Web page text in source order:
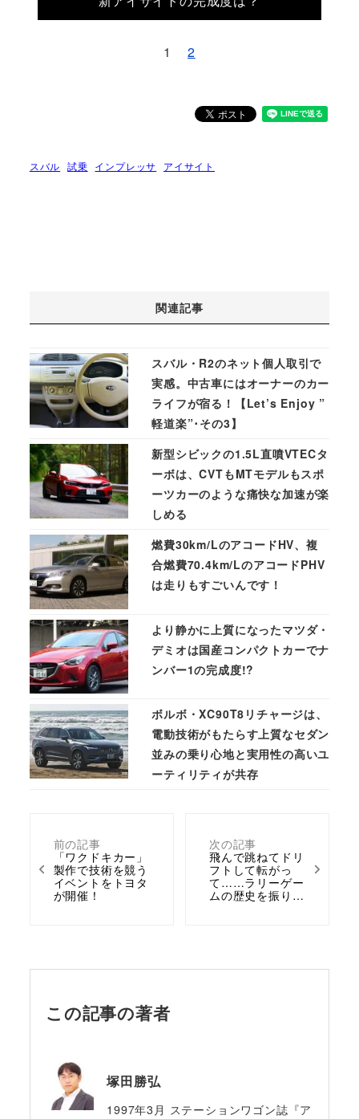
1 2
スバル 試乗 インプレッサ アイサイト
前の記事
「ワクドキカー」
製作で技術を競う
イベントをトヨタ
が開催！
次の記事
飛んで跳ねてドリ
フトして転がっ
て……ラリーゲー
ムの歴史を振り…
関連記事
スバル・R2のネット個人取引で
実感。中古車にはオーナーのカー
ライフが宿る！【Let’s Enjoy ”
軽道楽”･その3】
新型シビックの1.5L直噴VTECタ
ーボは、CVTもMTモデルもスポ
ーツカーのような痛快な加速が楽
しめる
燃費30km/LのアコードHV、複
合燃費70.4km/LのアコードPHV
は走りもすごいんです！
より静かに上質になったマツダ・
デミオは国産コンパクトカーでナ
ンバー1の完成度!?
ボルボ・XC90T8リチャージは、
電動技術がもたらす上質なセダン
並みの乗り心地と実用性の高いユ
ーティリティが共存
この記事の著者
塚田勝弘
1997年3月 ステーションワゴン誌『ア